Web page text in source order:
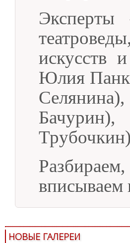
Эксперты
искусств
Юлия
вписываем
НОВЫЕ ГАЛЕРЕИ